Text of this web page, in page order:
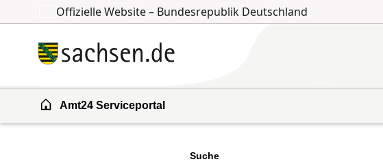
Zum Inhalt springen
Zur Suche springen
Offizielle Website – Bundesrepublik Deutschland
Amt24 Serviceportal
Suche